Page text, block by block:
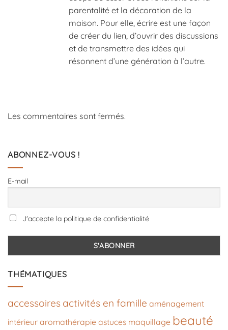
parentalité et la décoration de la
maison. Pour elle, écrire est une façon
de créer du lien, d’ouvrir des discussions
et de transmettre des idées qui
résonnent d’une génération à l’autre.
Les commentaires sont fermés.
ABONNEZ-VOUS !
E-mail
J'accepte la politique de confidentialité
THÉMATIQUES
accessoires activités en famille aménagement
intérieur aromathérapie astuces maquillage beauté